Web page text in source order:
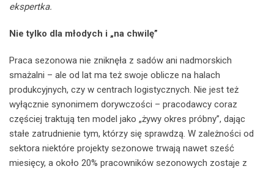
ekspertka.
Nie tylko dla młodych i „na chwilę”
Praca sezonowa nie zniknęła z sadów ani nadmorskich
smażalni – ale od lat ma też swoje oblicze na halach
produkcyjnych, czy w centrach logistycznych. Nie jest też
wyłącznie synonimem dorywczości – pracodawcy coraz
częściej traktują ten model jako „żywy okres próbny”, dając
stałe zatrudnienie tym, którzy się sprawdzą. W zależności od
sektora niektóre projekty sezonowe trwają nawet sześć
miesięcy, a około 20% pracowników sezonowych zostaje z